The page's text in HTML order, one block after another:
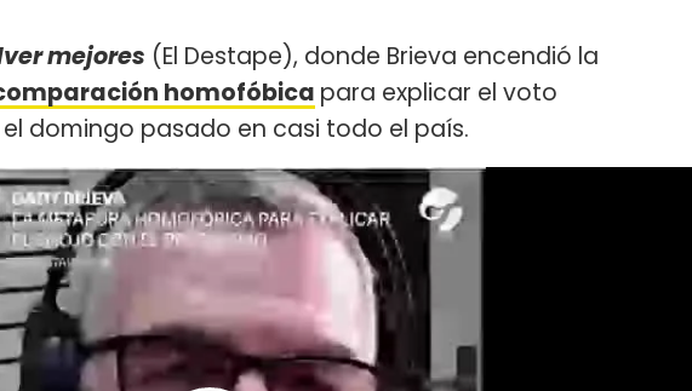
mejores (El Destape), donde Brieva encendió la
homofóbica para explicar el voto
domingo pasado en casi todo el país.